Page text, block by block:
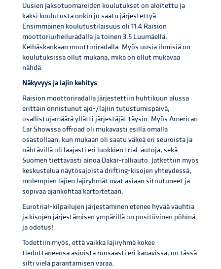
Uusien jaksotuomareiden koulutukset on aloitettu ja
kaksi koulutusta onkin jo saatu järjestettyä.
Ensimmäinen koulutustilaisuus oli 11.4 Raision
moottoriurheiluradalla ja toinen 3.5 Luumäellä,
Keihäskankaan moottoriradalla. Myös uusia ihmisiä on
koulutuksissa ollut mukana, mikä on ollut mukavaa
nähdä.
Näkyvyys ja lajin kehitys
Raision moottoriradalla järjestettiin huhtikuun alussa
erittäin onnistunut ajo-/lajiin tutustumispäivä,
osallistujamäärä yllätti järjestäjät täysin. Myös American
Car Showssa offroad oli mukavasti esillä omalla
osastollaan, kun mukaan oli saatu väkeä eri seuroista ja
nähtävillä oli laajasti eri luokkien trial-autoja, sekä
Suomen tiettävästi ainoa Dakar-ralliauto. Jatkettiin myös
keskustelua näytösajoista drifting-kisojen yhteydessä,
molempien lajien lajiryhmät ovat asiaan sitoutuneet ja
sopivaa ajankohtaa kartoitetaan.
Eurotrial-kilpailujen järjestäminen etenee hyvää vauhtia
ja kisojen järjestämisen ympärillä on positiivinen pöhinä
ja odotus!
Todettiin myös, että vaikka lajiryhmä kokee
tiedottaneensa asioista runsaasti eri kanavissa, on tässä
silti vielä parantamisen varaa.